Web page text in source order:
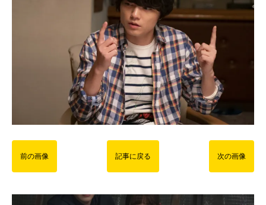
前の画像 記事に戻る 次の画像